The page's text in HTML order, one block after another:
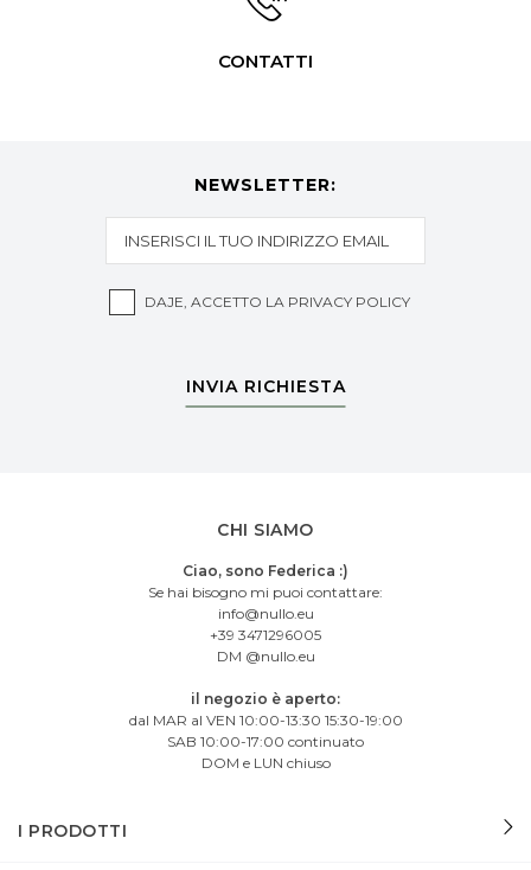
CONTATTI
NEWSLETTER:
DAJE, ACCETTO LA PRIVACY POLICY
INVIA RICHIESTA
CHI SIAMO
Ciao, sono Federica :)
Se hai bisogno mi puoi contattare:
info@nullo.eu
+39 3471296005
DM @nullo.eu
il negozio è aperto:
dal MAR al VEN 10:00-13:30 15:30-19:00
SAB 10:00-17:00 continuato
DOM e LUN chiuso
I PRODOTTI